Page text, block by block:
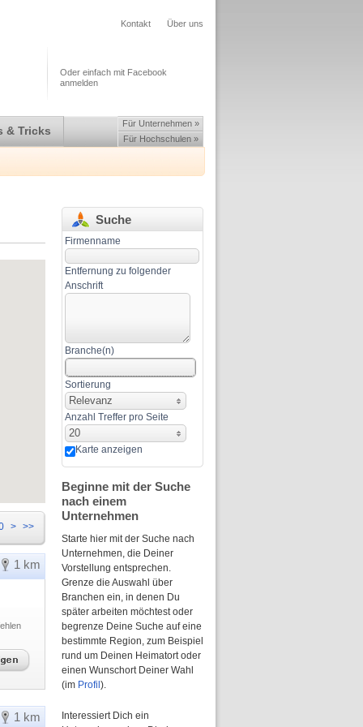
Kontakt Über uns
Oder einfach mit Facebook
anmelden
& Tricks
Für Unternehmen »
Für Hochschulen »
> >>
1 km
1 km
Suche
Firmenname
Entfernung zu folgender
Anschrift
Branche(n)
Sortierung
Relevanz
Anzahl Treffer pro Seite
20
Karte anzeigen
Beginne mit der Suche
nach einem
Unternehmen
Starte hier mit der Suche nach
Unternehmen, die Deiner
Vorstellung entsprechen.
Grenze die Auswahl über
Branchen ein, in denen Du
später arbeiten möchtest oder
begrenze Deine Suche auf eine
bestimmte Region, zum Beispiel
rund um Deinen Heimatort oder
einen Wunschort Deiner Wahl
(im Profil ).
Interessiert Dich ein